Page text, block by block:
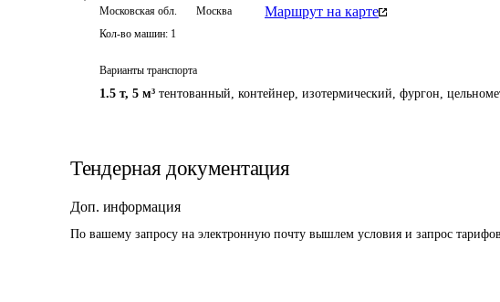
Московская обл. Москва Маршрут на карте
Кол-во машин: 1
Варианты транспорта
1.5 т, 5 м³ тентованный, контейнер, изотермический, фургон,
Тендерная документация
Доп. информация
По вашему запросу на электронную почту вышлем условия и запрос